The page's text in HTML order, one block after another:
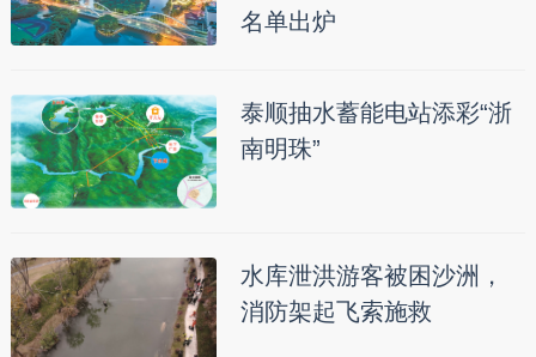
名单出炉
泰顺抽水蓄能电站添彩“浙
南明珠”
水库泄洪游客被困沙洲，
消防架起飞索施救